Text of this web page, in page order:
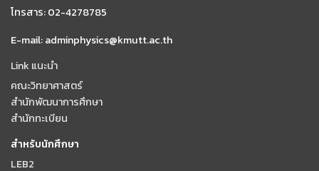
โทรสาร: 02-4278785
E-mail: adminphysics@kmutt.ac.th
Link แนะนำ
คณะวิทยาศาสตร์
สำนักพัฒนาการศึกษา
สำนักทะเบียน
สำหรับนักศึกษา
LEB2